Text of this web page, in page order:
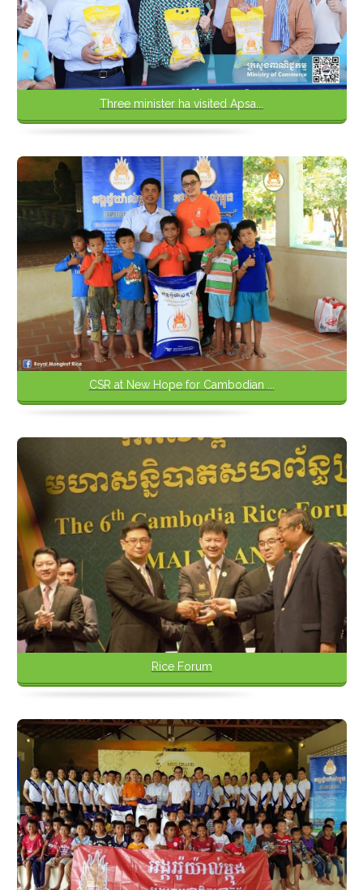
Three minister ha visited Apsa...
CSR at New Hope for Cambodian ...
Rice Forum